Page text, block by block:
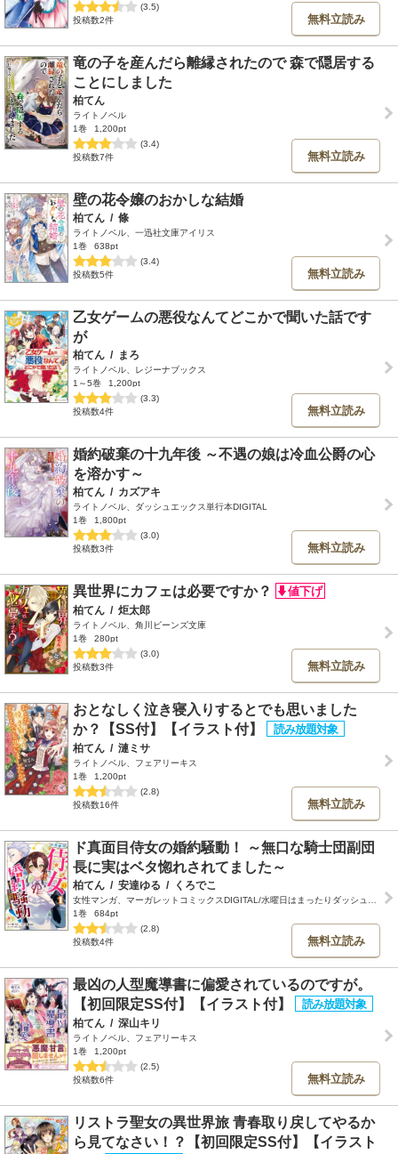
(3.5)
投稿数2件
無料立読み
竜の子を産んだら離縁されたので 森で隠居する
ことにしました
柏てん
ライトノベル
1巻
1,200pt
(3.4)
投稿数7件
無料立読み
壁の花令嬢のおかしな結婚
柏てん / 條
ライトノベル、一迅社文庫アイリス
1巻
638pt
(3.4)
投稿数5件
無料立読み
乙女ゲームの悪役なんてどこかで聞いた話です
が
柏てん / まろ
ライトノベル、レジーナブックス
1～5巻
1,200pt
(3.3)
投稿数4件
無料立読み
婚約破棄の十九年後 ～不遇の娘は冷血公爵の心
を溶かす～
柏てん / カズアキ
ライトノベル、ダッシュエックス単行本DIGITAL
1巻
1,800pt
(3.0)
投稿数3件
無料立読み
異世界にカフェは必要ですか？
柏てん / 炬太郎
ライトノベル、角川ビーンズ文庫
1巻
280pt
(3.0)
投稿数3件
無料立読み
おとなしく泣き寝入りするとでも思いました
か？【SS付】【イラスト付】
柏てん / 漣ミサ
ライトノベル、フェアリーキス
1巻
1,200pt
(2.8)
投稿数16件
無料立読み
ド真面目侍女の婚約騒動！ ～無口な騎士団副団
長に実はベタ惚れされてました～
柏てん / 安達ゆる / くろでこ
1巻
684pt
(2.8)
投稿数4件
無料立読み
最凶の人型魔導書に偏愛されているのですが。
【初回限定SS付】【イラスト付】
柏てん / 深山キリ
ライトノベル、フェアリーキス
1巻
1,200pt
(2.5)
投稿数6件
無料立読み
リストラ聖女の異世界旅 青春取り戻してやるか
ら見てなさい！？【初回限定SS付】【イラスト